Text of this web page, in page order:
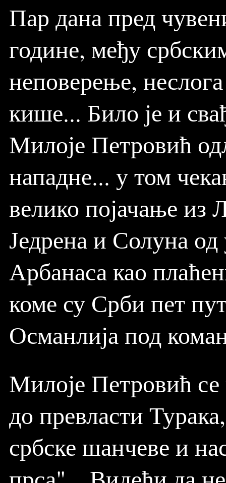
Пар дана пред
године, међу
неповерење,
кише... Било је и
Милоје Петровић
нападне... у том
велико појачање из
Једрена и Солуна
Арбанаса као
коме су Срби пет
Османлија под
Милоје Петровић се
до превласти
србске шанчеве и